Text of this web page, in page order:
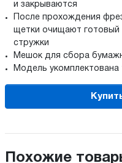
и закрываются
После прохождения
щетки очищают готовый
стружки
Мешок для сбора
Модель укомплектована
Похожие